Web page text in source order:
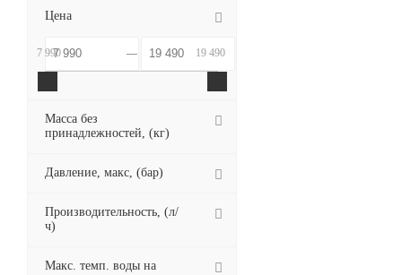
Цена
7 990 19 490
Масса без
принадлежностей, (кг)
Давление, макс, (бар)
Производительность, (л/
ч)
Макс. темп. воды на